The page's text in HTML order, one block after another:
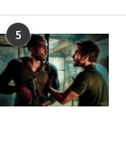
5